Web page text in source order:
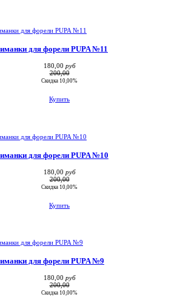
для форели PUPA №11
180,00 руб
200,00
Скидка 10,00%
Купить
для форели PUPA №10
180,00 руб
200,00
Скидка 10,00%
Купить
для форели PUPA №9
180,00 руб
200,00
Скидка 10,00%